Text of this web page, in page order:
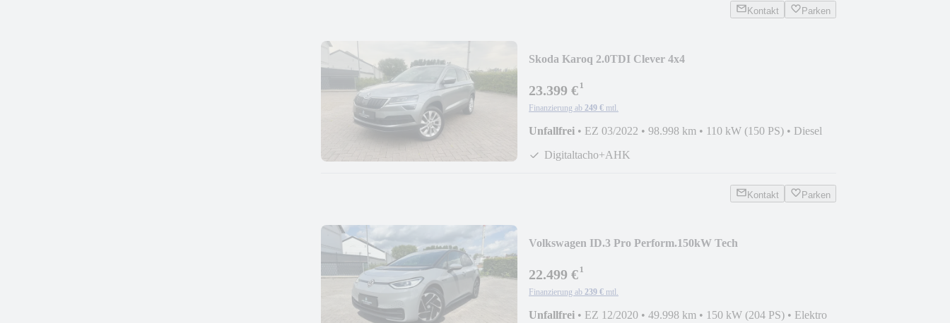
Kontakt Parken
Skoda Karoq 2.0TDI Clever 4x4
23.399 €¹
Finanzierung ab 249 € mtl.
Unfallfrei • EZ 03/2022 • 98.998 km • 110 kW (150 PS) • Diesel
Digitaltacho+AHK
Kontakt Parken
Volkswagen ID.3 Pro Perform.150kW Tech
22.499 €¹
Finanzierung ab 239 € mtl.
Unfallfrei • EZ 12/2020 • 49.998 km • 150 kW (204 PS) • Elektro